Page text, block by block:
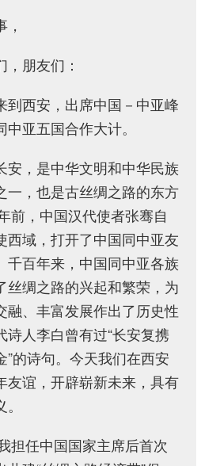
朋友们：
西安，出席中国－中亚峰
亚五国合作大计。
，是中华文明和中华民族
一，也是古丝绸之路的东方
前，中国汉代使者张骞自
西域，打开了中国同中亚友
千百年来，中国同中亚各族
丝绸之路的兴起和繁荣，为
融、丰富发展作出了历史性
诗人李白曾有过“长安复携
”的诗句。今天我们在西安
友谊，开辟崭新未来，具有
任中国国家主席后首次